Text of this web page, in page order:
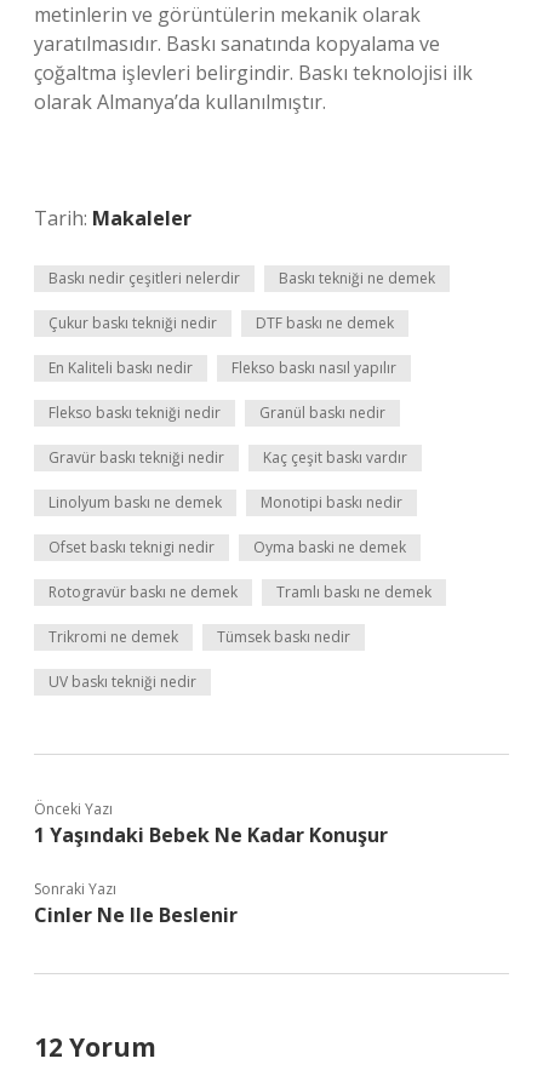
metinlerin ve görüntülerin mekanik olarak
yaratılmasıdır. Baskı sanatında kopyalama ve
çoğaltma işlevleri belirgindir. Baskı teknolojisi ilk
olarak Almanya’da kullanılmıştır.
Tarih: Makaleler
Baskı nedir çeşitleri nelerdir Baskı tekniği ne demek
Çukur baskı tekniği nedir DTF baskı ne demek
En Kaliteli baskı nedir Flekso baskı nasıl yapılır
Flekso baskı tekniği nedir Granül baskı nedir
Gravür baskı tekniği nedir Kaç çeşit baskı vardır
Linolyum baskı ne demek Monotipi baskı nedir
Ofset baskı teknigi nedir Oyma baski ne demek
Rotogravür baskı ne demek Tramlı baskı ne demek
Trikromi ne demek Tümsek baskı nedir
UV baskı tekniği nedir
Önceki Yazı
1 Yaşındaki Bebek Ne Kadar Konuşur
Sonraki Yazı
Cinler Ne Ile Beslenir
12 Yorum